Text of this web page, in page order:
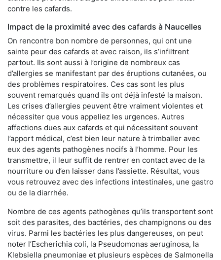
contre les cafards.
Impact de la proximité avec des cafards à Naucelles
On rencontre bon nombre de personnes, qui ont une
sainte peur des cafards et avec raison, ils s’infiltrent
partout. Ils sont aussi à l’origine de nombreux cas
d’allergies se manifestant par des éruptions cutanées, ou
des problèmes respiratoires. Ces cas sont les plus
souvent remarqués quand ils ont déjà infesté la maison.
Les crises d’allergies peuvent être vraiment violentes et
nécessiter que vous appeliez les urgences. Autres
affections dues aux cafards et qui nécessitent souvent
l’apport médical, c’est bien leur nature à trimballer avec
eux des agents pathogènes nocifs à l’homme. Pour les
transmettre, il leur suffit de rentrer en contact avec de la
nourriture ou d’en laisser dans l’assiette. Résultat, vous
vous retrouvez avec des infections intestinales, une gastro
ou de la diarrhée.
Nombre de ces agents pathogènes qu’ils transportent sont
soit des parasites, des bactéries, des champignons ou des
virus. Parmi les bactéries les plus dangereuses, on peut
noter l’Escherichia coli, la Pseudomonas aeruginosa, la
Klebsiella pneumoniae et plusieurs espèces de Salmonella